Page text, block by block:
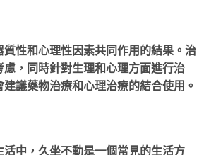
質性和心理性因素共同作用的結果。治
慮，同時針對生理和心理方面進行治
議藥物治療和心理治療的結合使用。
活中，久坐不動是一個常見的生活方